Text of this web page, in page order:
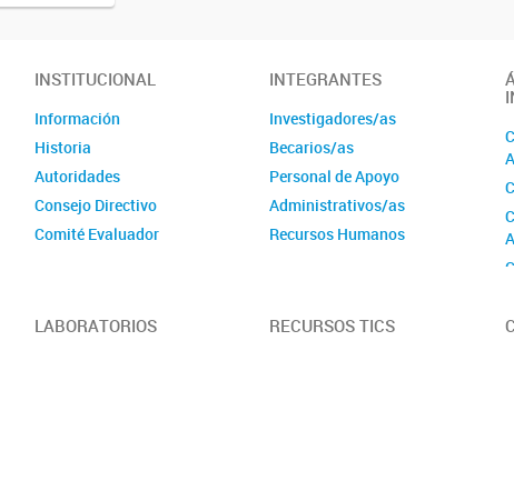
INSTITUCIONAL
Información
Historia
Autoridades
Consejo Directivo
Comité Evaluador
INTEGRANTES
Investigadores/as
Becarios/as
Personal de Apoyo
Administrativos/as
Recursos Humanos
LABORATORIOS
RECURSOS TICS